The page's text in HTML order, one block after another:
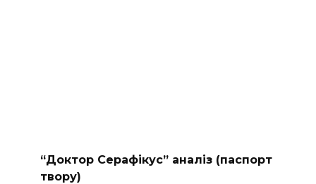
“Доктор Серафікус” аналіз (паспорт
твору)